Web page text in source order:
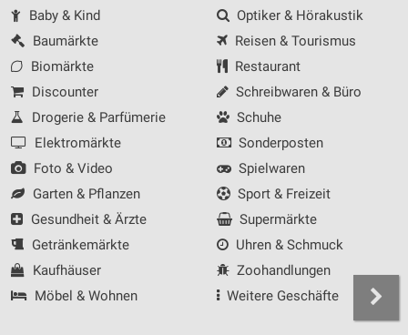
Baby & Kind
Baumärkte
Biomärkte
Discounter
Drogerie & Parfümerie
Elektromärkte
Foto & Video
Garten & Pflanzen
Gesundheit & Ärzte
Getränkemärkte
Kaufhäuser
Möbel & Wohnen
Optiker & Hörakustik
Reisen & Tourismus
Restaurant
Schreibwaren & Büro
Schuhe
Sonderposten
Spielwaren
Sport & Freizeit
Supermärkte
Uhren & Schmuck
Zoohandlungen
Weitere Geschäfte